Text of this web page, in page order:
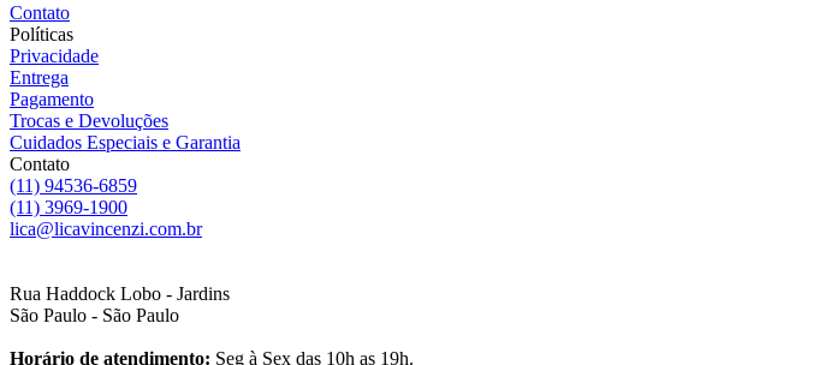
Contato
Políticas
Privacidade
Entrega
Pagamento
Trocas e Devoluções
Cuidados Especiais e Garantia
Contato
(11) 94536-6859
(11) 3969-1900
lica@licavincenzi.com.br
Rua Haddock Lobo - Jardins
São Paulo - São Paulo
Horário de atendimento: Seg à Sex das 10h as 19h.